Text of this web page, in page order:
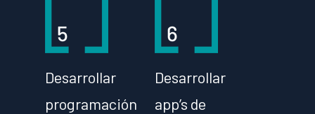
Desarrollar
programación
Desarrollar
app’s de